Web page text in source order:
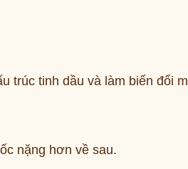
trúc tinh dầu và làm biến đổi
nặng hơn về sau.